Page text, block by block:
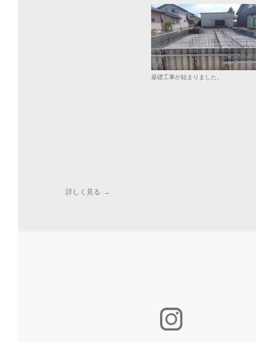
基礎工事が始まりました。
詳しく見る